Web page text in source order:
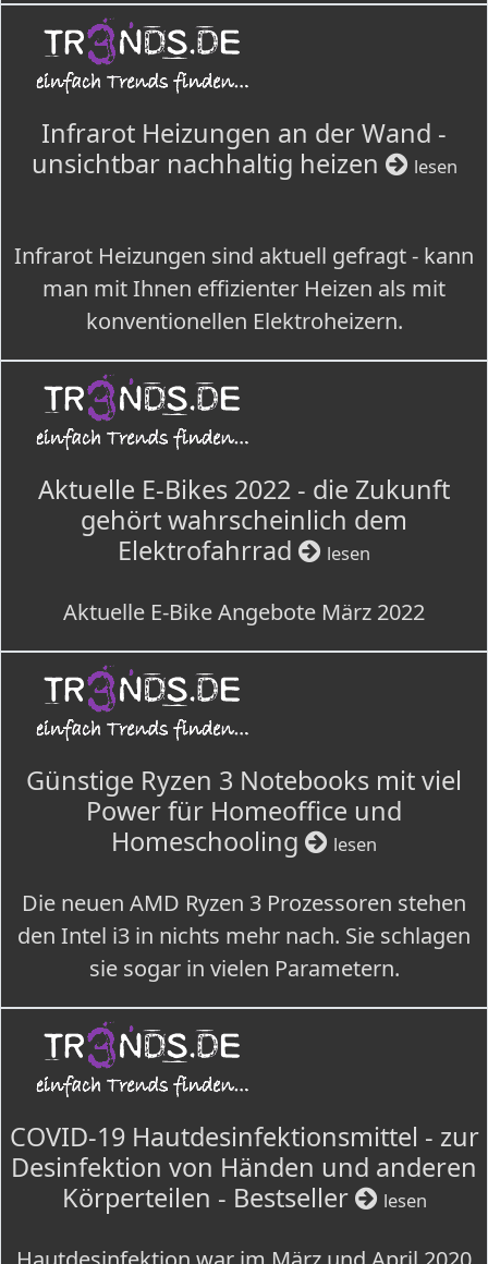
Infrarot Heizungen an der Wand -
unsichtbar nachhaltig heizen
lesen
Infrarot Heizungen sind aktuell gefragt - kann
man mit Ihnen effizienter Heizen als mit
konventionellen Elektroheizern.
Aktuelle E-Bikes 2022 - die Zukunft
gehört wahrscheinlich dem
Elektrofahrrad
lesen
Aktuelle E-Bike Angebote März 2022
Günstige Ryzen 3 Notebooks mit viel
Power für Homeoffice und
Homeschooling
lesen
Die neuen AMD Ryzen 3 Prozessoren stehen
den Intel i3 in nichts mehr nach. Sie schlagen
sie sogar in vielen Parametern.
COVID-19 Hautdesinfektionsmittel - zur
Desinfektion von Händen und anderen
Körperteilen - Bestseller
lesen